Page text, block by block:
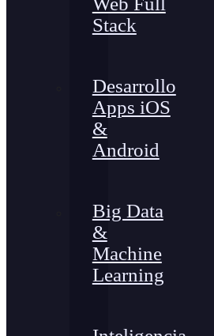
Stack
Desarrollo
Apps iOS
&
Android
Big Data
&
Machine
Learning